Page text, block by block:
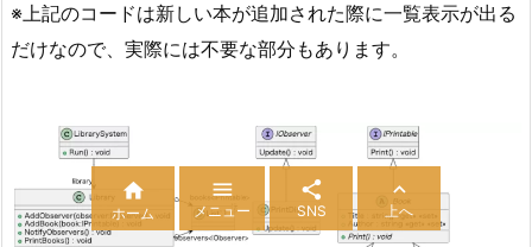
※上記のコードは新しい本が追加された際に一覧表示が出る
だけなので、実際には不要な部分もあります。

ホーム

メニュー

SNS

上へ